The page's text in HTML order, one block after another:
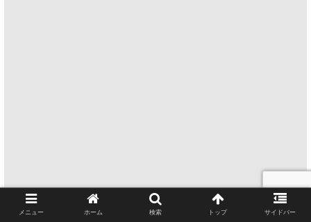
メニュー ホーム 検索 トップ サイドバー